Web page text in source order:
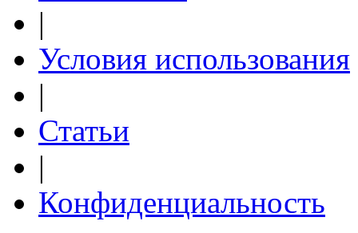
|
Условия использования
|
Статьи
|
Конфиденциальность